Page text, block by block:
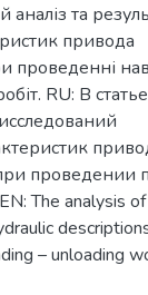
аналіз та
привода
проведенні
RU: В
проведении
The analysis
– unloading